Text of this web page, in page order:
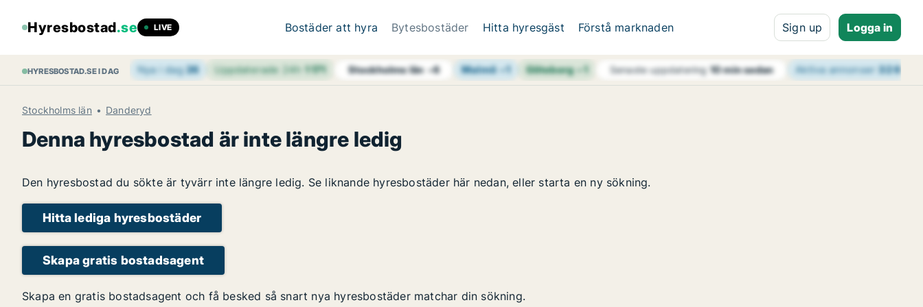
Hyresbostad.se LIVE Bostäder att hyra Bytesbostäder Hitta hyresgäst Förstå marknaden Sign up Logga in
HYRESBOSTAD.SE I DAG Nya i dag26 Uppdaterade 24h 1 171 Stockholms län+6 Malmö+1 Göteborg+1 Senaste uppdatering 10 min sedan Aktiva annonser 32 656
Stockholms län Danderyd
Denna hyresbostad är inte längre ledig
Den hyresbostad du sökte är tyvärr inte längre ledig. Se liknande hyresbostäder här nedan, eller starta en ny sökning.
Hitta lediga hyresbostäder
Skapa gratis bostadsagent
Skapa en gratis bostadsagent och få besked så snart nya hyresbostäder matchar din sökning.